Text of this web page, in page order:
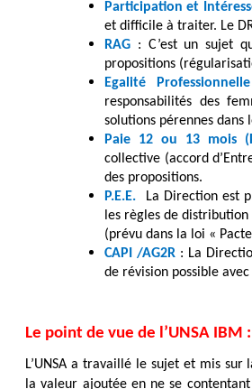
Participation et
et difficile à traiter. Le
RAG: C’est un sujet
propositions
Egalité Professionnelle
responsabilités des
solutions pérennes dans
Paie 12 ou 13 mois
collective (accord
des propositions.
P.E.E.La Direction est
les règles de
(prévu dans la loi «
CAPI /AG2R: La
de révision possible
Le point de vue de l’UNSA IBM :
L’UNSA a travaillé le sujet et mis sur
la valeur ajoutée en ne se